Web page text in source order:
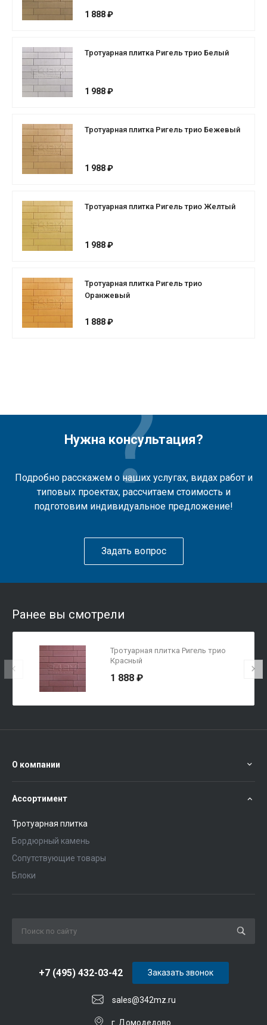
1 888 ₽
Тротуарная плитка Ригель трио Белый
1 988 ₽
Тротуарная плитка Ригель трио Бежевый
1 988 ₽
Тротуарная плитка Ригель трио Желтый
1 988 ₽
Тротуарная плитка Ригель трио
Оранжевый
1 888 ₽
Нужна консультация?
Подробно расскажем о наших услугах, видах работ и
типовых проектах, рассчитаем стоимость и
подготовим индивидуальное предложение!
Задать вопрос
Ранее вы смотрели
Тротуарная плитка Ригель трио
Красный
1 888 ₽
О компании
Ассортимент
Тротуарная плитка
Бордюрный камень
Сопутствующие товары
Блоки
sales@342mz.ru
+7 (495) 432-03-42
г. Домодедово.
Заказать звонок